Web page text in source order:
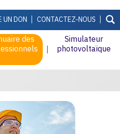
UN DON CONTACTEZ-NOUS
des
Simulateur
photovoltaïque